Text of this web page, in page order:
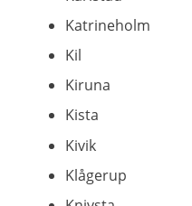
Katrineholm
Kil
Kiruna
Kista
Kivik
Klågerup